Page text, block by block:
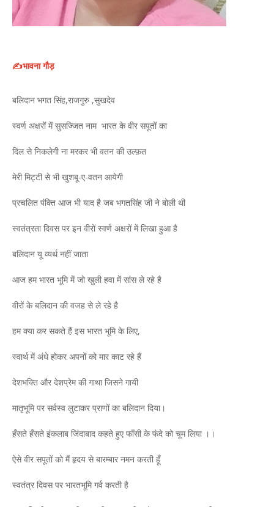
✍️भावना गौड़
बलिदान भगत सिंह,राजगुरु ,सुखदेव
स्वर्ण अक्षरों में सुसज्जित नाम भारत के वीर सपूतों का
दिल से निकलेगी ना मरकर भी वतन की उल्फ़त
मेरी मिट्टी से भी खुशबू-ए-वतन आयेगी
प्रचलित पंक्ति आज भी याद है जब भगतसिंह जी ने बोली थी
स्वतंत्रता दिवस पर इन वीरों स्वर्ण अक्षरों में लिखा हुआ है
बलिदान यू व्यर्थ नहीं जाता
आज हम भारत भूमि में जो खुली हवा में सांस ले रहे है
वीरों के बलिदान की वजह से ले रहे है
हम क्या कर सकते हैं इस भारत भूमि के लिए,
स्वार्थ में अंधे होकर अपनों को मार काट रहे हैं
देशभक्ति और देशप्रेम की गाथा जिसने गायी
मातृभूमि पर सर्वस्व लुटाकर प्राणों का बलिदान दिया।
हँसते हँसते इंकलाब जिंदाबाद कहते हुए फाँसी के फंदे को चूम लिया ।।
ऐसे वीर सपूतों को मैं हृदय से बारम्बार नमन करती हूँ
स्वतंत्र दिवस पर भारतभूमि गर्व करती है